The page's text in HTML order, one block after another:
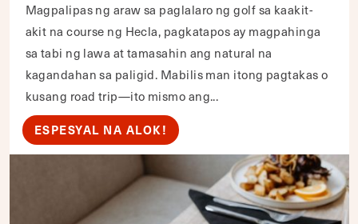
Magpalipas ng araw sa paglalaro ng golf sa kaakit-
akit na course ng Hecla, pagkatapos ay magpahinga
sa tabi ng lawa at tamasahin ang natural na
kagandahan sa paligid. Mabilis man itong pagtakas o
kusang road trip—ito mismo ang...
ESPESYAL NA ALOK!